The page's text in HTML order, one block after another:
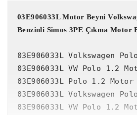
03E906033L Motor Beyni
Benzinli Simos 3PE Çıkma Motor
03E906033L Volkswagen
03E906033L VW Polo 1.2
03E906033L Polo 1.2 Motor
03E906033L Volkswagen
03E906033L VW Polo 1.2